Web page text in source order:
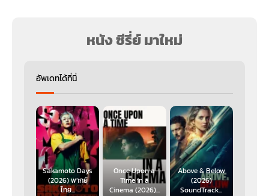
หนัง ซีรี่ย์ มาใหม่
อัพเดทได้ที่นี่
Sakamoto Days
(2026) พากย์
ไทย...
Once Upon a
Time in a
Cinema (2026)...
Above & Below
(2026)
SoundTrack...